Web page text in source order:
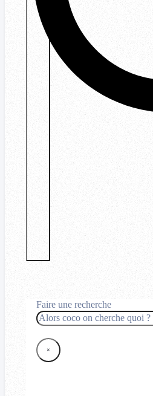
Faire une recherche
Rechercher
×